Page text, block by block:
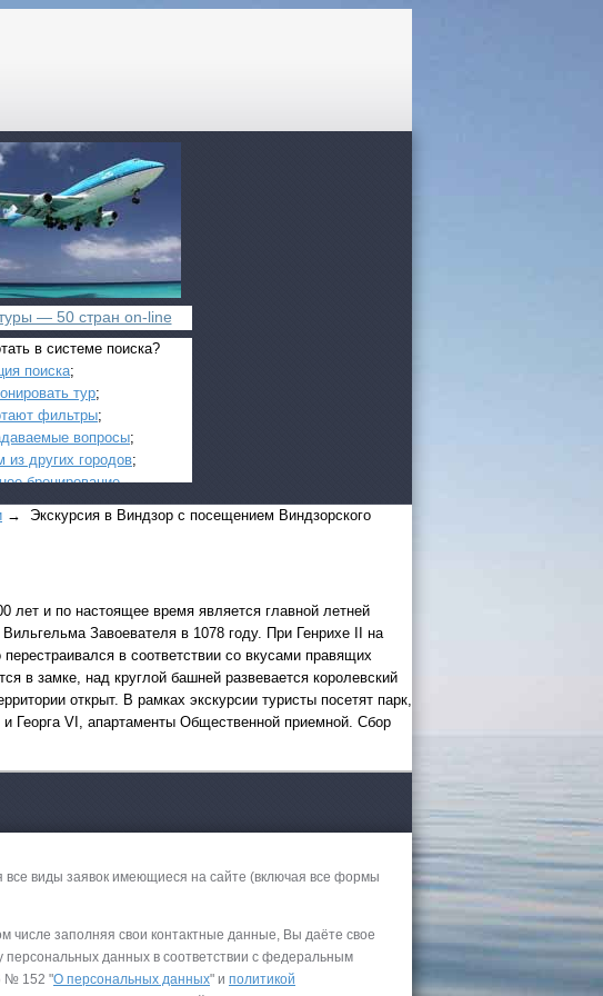
— 50 стран on-line
в системе поиска?
поиска;
тур;
фильтры;
вопросы;
из других городов;
бронирование.
виды отдыха в России
Устюг на 2027
тура начнется
августа)
→ Экскурсия в Виндзор с посещением Виндзорского
лет и по настоящее время является главной летней
Завоевателя в 1078 году. При Генрихе II на
в соответствии со вкусами правящих
в замке, над круглой башней развевается королевский
открыт. В рамках экскурсии туристы посетят парк,
и Георга VI, апартаменты Общественной приемной. Сбор
все виды заявок имеющиеся на сайте (включая все формы
числе заполняя свои контактные данные, Вы даёте свое
персональных данных в соответствии с федеральным
№ 152 "О персональных данных" и политикой